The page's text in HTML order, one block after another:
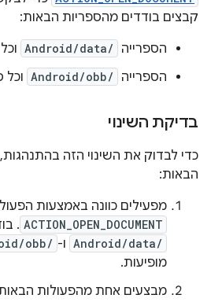
קבצים בודדים מהספריות הבאות:
הספרייה
Android/data/
הספרייה
Android/obb/
בדיקת השינוי
כדי לבדוק את השינוי הזה
הבאות:
מפעילים כוונה באמצעות
ACTION_OPEN_DOCUMENT
.
Android/data/ ו- obb/
מופיעות.
מבצעים אחת מהפעולות